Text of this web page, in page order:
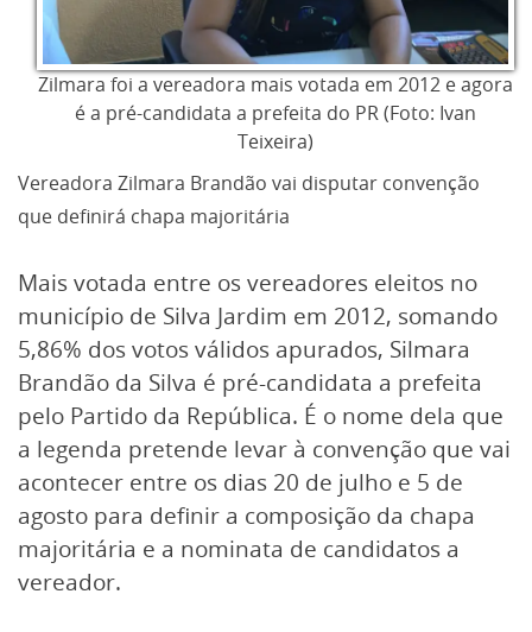
Zilmara foi a vereadora mais votada em 2012 e agora
é a pré-candidata a prefeita do PR (Foto: Ivan
Teixeira)
Vereadora Zilmara Brandão vai disputar convenção
que definirá chapa majoritária
Mais votada entre os vereadores eleitos no
município de Silva Jardim em 2012, somando
5,86% dos votos válidos apurados, Silmara
Brandão da Silva é pré-candidata a prefeita
pelo Partido da República. É o nome dela que
a legenda pretende levar à convenção que vai
acontecer entre os dias 20 de julho e 5 de
agosto para definir a composição da chapa
majoritária e a nominata de candidatos a
vereador.